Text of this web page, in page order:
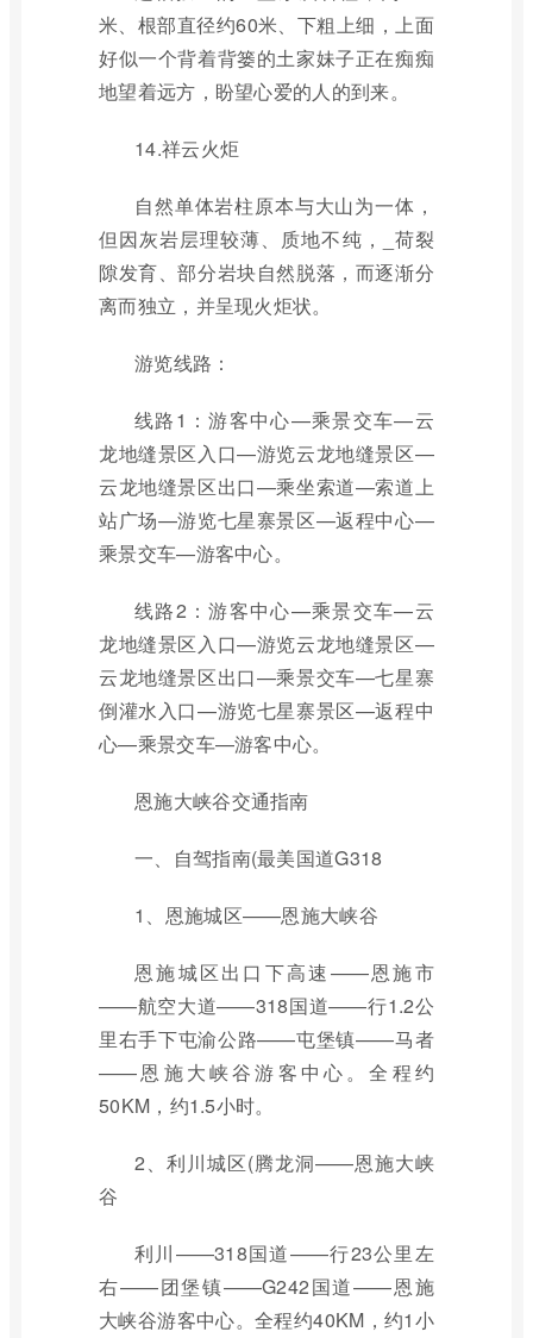
米、根部直径约60米、下粗上细，上面
好似一个背着背篓的土家妹子正在痴痴
地望着远方，盼望心爱的人的到来。
14.祥云火炬
自然单体岩柱原本与大山为一体，
但因灰岩层理较薄、质地不纯，_荷裂
隙发育、部分岩块自然脱落，而逐渐分
离而独立，并呈现火炬状。
游览线路：
线路1：游客中心—乘景交车—云
龙地缝景区入口—游览云龙地缝景区—
云龙地缝景区出口—乘坐索道—索道上
站广场—游览七星寨景区—返程中心—
乘景交车—游客中心。
线路2：游客中心—乘景交车—云
龙地缝景区入口—游览云龙地缝景区—
云龙地缝景区出口—乘景交车—七星寨
倒灌水入口—游览七星寨景区—返程中
心—乘景交车—游客中心。
恩施大峡谷交通指南
一、自驾指南(最美国道G318
1、恩施城区——恩施大峡谷
恩施城区出口下高速——恩施市
——航空大道——318国道——行1.2公
里右手下屯渝公路——屯堡镇——马者
——恩施大峡谷游客中心。全程约
50KM，约1.5小时。
2、利川城区(腾龙洞——恩施大峡
谷
利川——318国道——行23公里左
右——团堡镇——G242国道——恩施
大峡谷游客中心。全程约40KM，约1小